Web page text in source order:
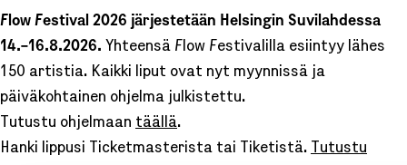
Flow Festival 2026 järjestetään Helsingin Suvilahdessa
14.–16.8.2026. Yhteensä Flow Festivalilla esiintyy lähes
150 artistia. Kaikki liput ovat nyt myynnissä ja
päiväkohtainen ohjelma julkistettu.
Tutustu ohjelmaan täällä.
Hanki lippusi Ticketmasterista tai Tiketistä. Tutustu